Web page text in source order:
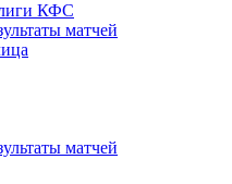
КФС
матчей
матчей